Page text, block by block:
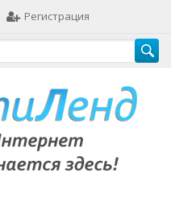
Регистрация